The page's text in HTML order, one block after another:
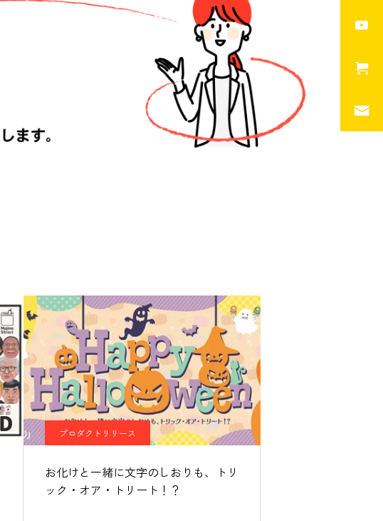
プロダクトリリース
お化けと一緒に文字のしおりも、トリ
ック・オア・トリート！？